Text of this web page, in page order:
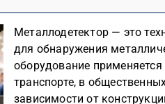
Металлодетектор — это
для обнаружения
оборудование
транспорте, в
зависимости от